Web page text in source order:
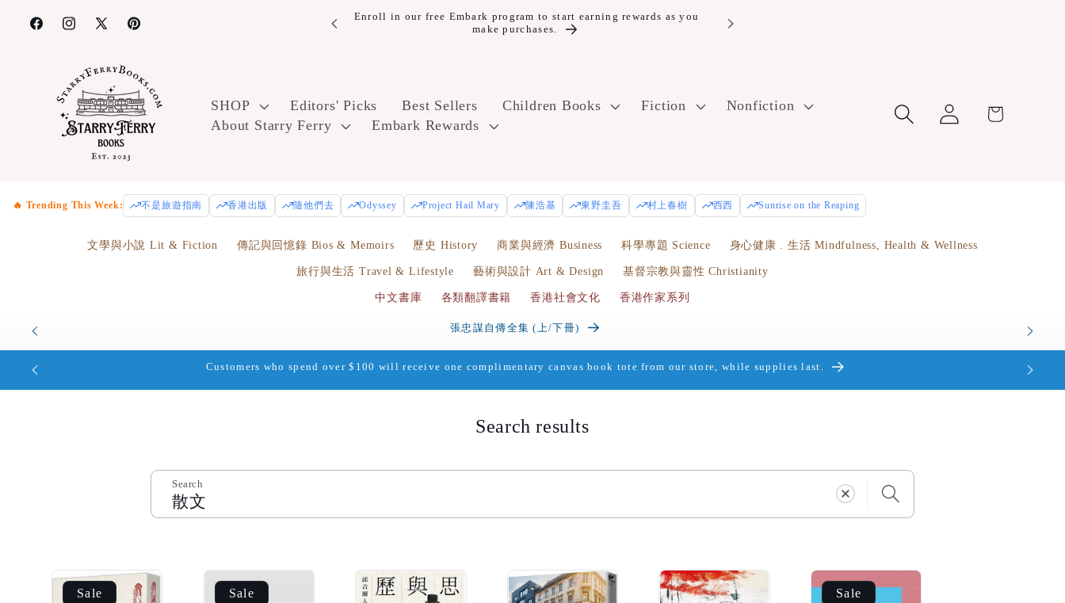
Skip to
content
FacebookInstagram
X
Pinterest
free U.S. ground shipping on orders over $100! Use code
FreeShip100 at checkout.
Enroll in our free Embark program to start earning rewards as you
make purchases.
SHOP Editors' Picks Best Sellers Children Books Fiction
Nonfiction
About Starry Ferry
Embark Rewards
Log
in
Cart
🔥 Trending This Week: 不是旅遊指南 香港出版 隨他們去 Odyssey Project Hail Mary 陳浩基 東野圭吾 村上春樹 西西 Sunrise on the Reaping
文學與小說 Lit & Fiction 傳記與回憶錄 Bios & Memoirs 歷史 History 商業與經濟 Business 科學專題 Science 身心健康 . 生活 Mindfulness, Health & Wellness
旅行與生活 Travel & Lifestyle 藝術與設計 Art & Design 基督宗教與靈性 Christianity
中文書庫 各類翻譯書籍 香港社會文化 香港作家系列
張忠謀自傳全集 (上/下冊)
Customers who spend over $100 will receive one complimentary canvas book tote from our store, while supplies last.
Search results
Search
Sale Sale Sale